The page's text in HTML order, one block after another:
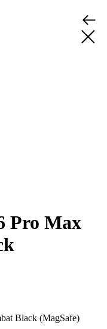
Pro Max
Black (MagSafe)